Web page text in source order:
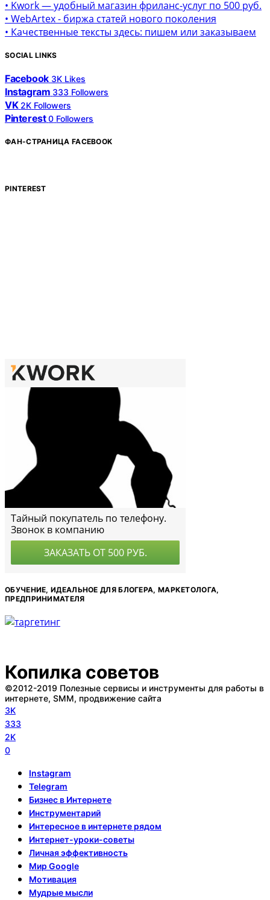
• Kwork — удобный магазин фриланс-услуг по 500 руб.
• WebArtex - биржа статей нового поколения
• Качественные тексты здесь: пишем или заказываем
SOCIAL LINKS
Facebook 3K Likes
Instagram 333 Followers
VK 2K Followers
Pinterest 0 Followers
ФАН-СТРАНИЦА FACEBOOK
PINTEREST
ОБУЧЕНИЕ, ИДЕАЛЬНОЕ ДЛЯ БЛОГЕРА, МАРКЕТОЛОГА,
ПРЕДПРИНИМАТЕЛЯ
Копилка советов
©2012-2019 Полезные сервисы и инструменты для работы в
интернете, SMM, продвижение сайта
3K
333
2K
0
Instagram
Telegram
Бизнес в Интернете
Инструментарий
Интересное в интернете рядом
Интернет-уроки-советы
Личная эффективность
Мир Google
Мотивация
Мудрые мысли